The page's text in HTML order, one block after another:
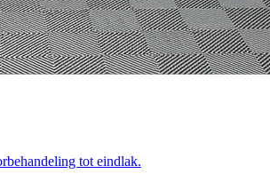
tot eindlak.